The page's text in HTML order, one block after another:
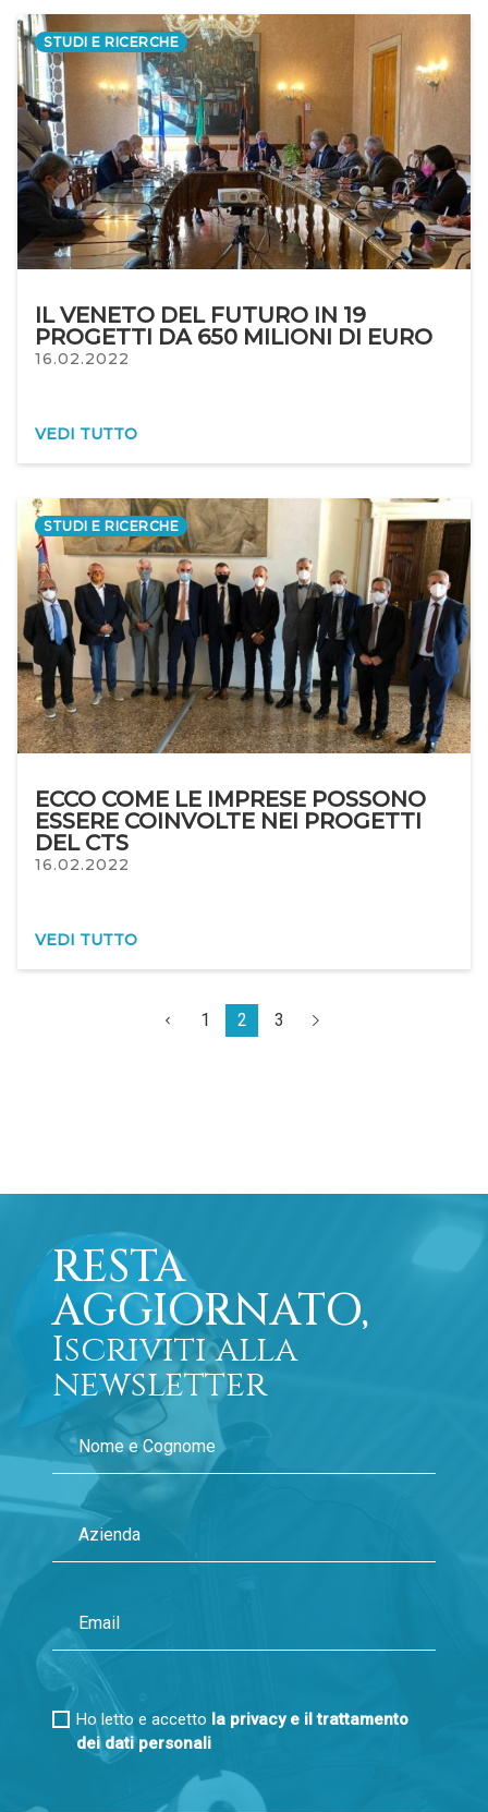
STUDI E RICERCHE
IL VENETO DEL FUTURO IN 19
PROGETTI DA 650 MILIONI DI EURO
16.02.2022
VEDI TUTTO
STUDI E RICERCHE
ECCO COME LE IMPRESE POSSONO
ESSERE COINVOLTE NEI PROGETTI
DEL CTS
16.02.2022
VEDI TUTTO
1 2 3
RESTA
AGGIORNATO,
Iscriviti alla
newsletter
Ho letto e accetto la privacy e il trattamento
dei dati personali